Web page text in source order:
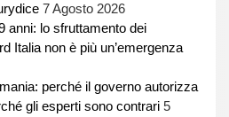
7 Agosto 2026
anni: lo sfruttamento dei
Italia non è più un’emergenza
perché il governo autorizza
gli esperti sono contrari 5